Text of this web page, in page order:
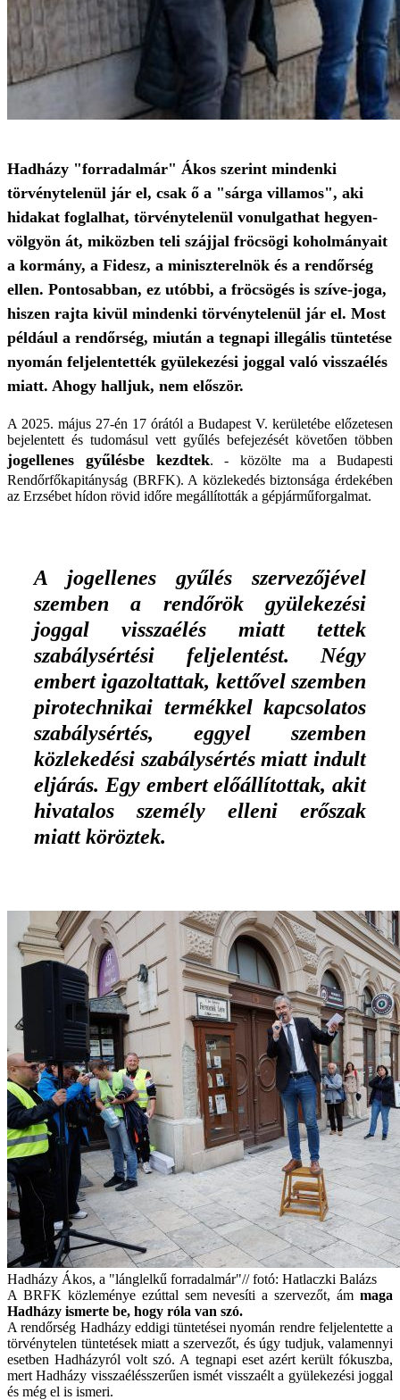
Hadházy "forradalmár" Ákos szerint mindenki
törvénytelenül jár el, csak ő a "sárga villamos", aki
hidakat foglalhat, törvénytelenül vonulgathat hegyen-
völgyön át, miközben teli szájjal fröcsögi koholmányait
a kormány, a Fidesz, a miniszterelnök és a rendőrség
ellen. Pontosabban, ez utóbbi, a fröcsögés is szíve-joga,
hiszen rajta kivül mindenki törvénytelenül jár el. Most
például a rendőrség, miután a tegnapi illegális tüntetése
nyomán feljelentették gyülekezési joggal való visszaélés
miatt. Ahogy halljuk, nem először.
A 2025. május 27-én 17 órától a Budapest V. kerületébe előzetesen
bejelentett és tudomásul vett gyűlés befejezését követően többen
jogellenes gyűlésbe kezdtek. - közölte ma a Budapesti
Rendőrfőkapitányság (BRFK). A közlekedés biztonsága érdekében
az Erzsébet hídon rövid időre megállították a gépjárműforgalmat.
A jogellenes gyűlés szervezőjével
szemben a rendőrök gyülekezési
joggal visszaélés miatt tettek
szabálysértési feljelentést. Négy
embert igazoltattak, kettővel szemben
pirotechnikai termékkel kapcsolatos
szabálysértés, eggyel szemben
közlekedési szabálysértés miatt indult
eljárás. Egy embert előállítottak, akit
hivatalos személy elleni erőszak
miatt köröztek.
Hadházy Ákos, a "lánglelkű forradalmár"// fotó: Hatlaczki Balázs
A BRFK közleménye ezúttal sem nevesíti a szervezőt, ám maga
Hadházy ismerte be, hogy róla van szó.
A rendőrség Hadházy eddigi tüntetései nyomán rendre feljelentette a
törvénytelen tüntetések miatt a szervezőt, és úgy tudjuk, valamennyi
esetben Hadházyról volt szó. A tegnapi eset azért került fókuszba,
mert Hadházy visszaélésszerűen ismét visszaélt a gyülekezési joggal
és még el is ismeri.